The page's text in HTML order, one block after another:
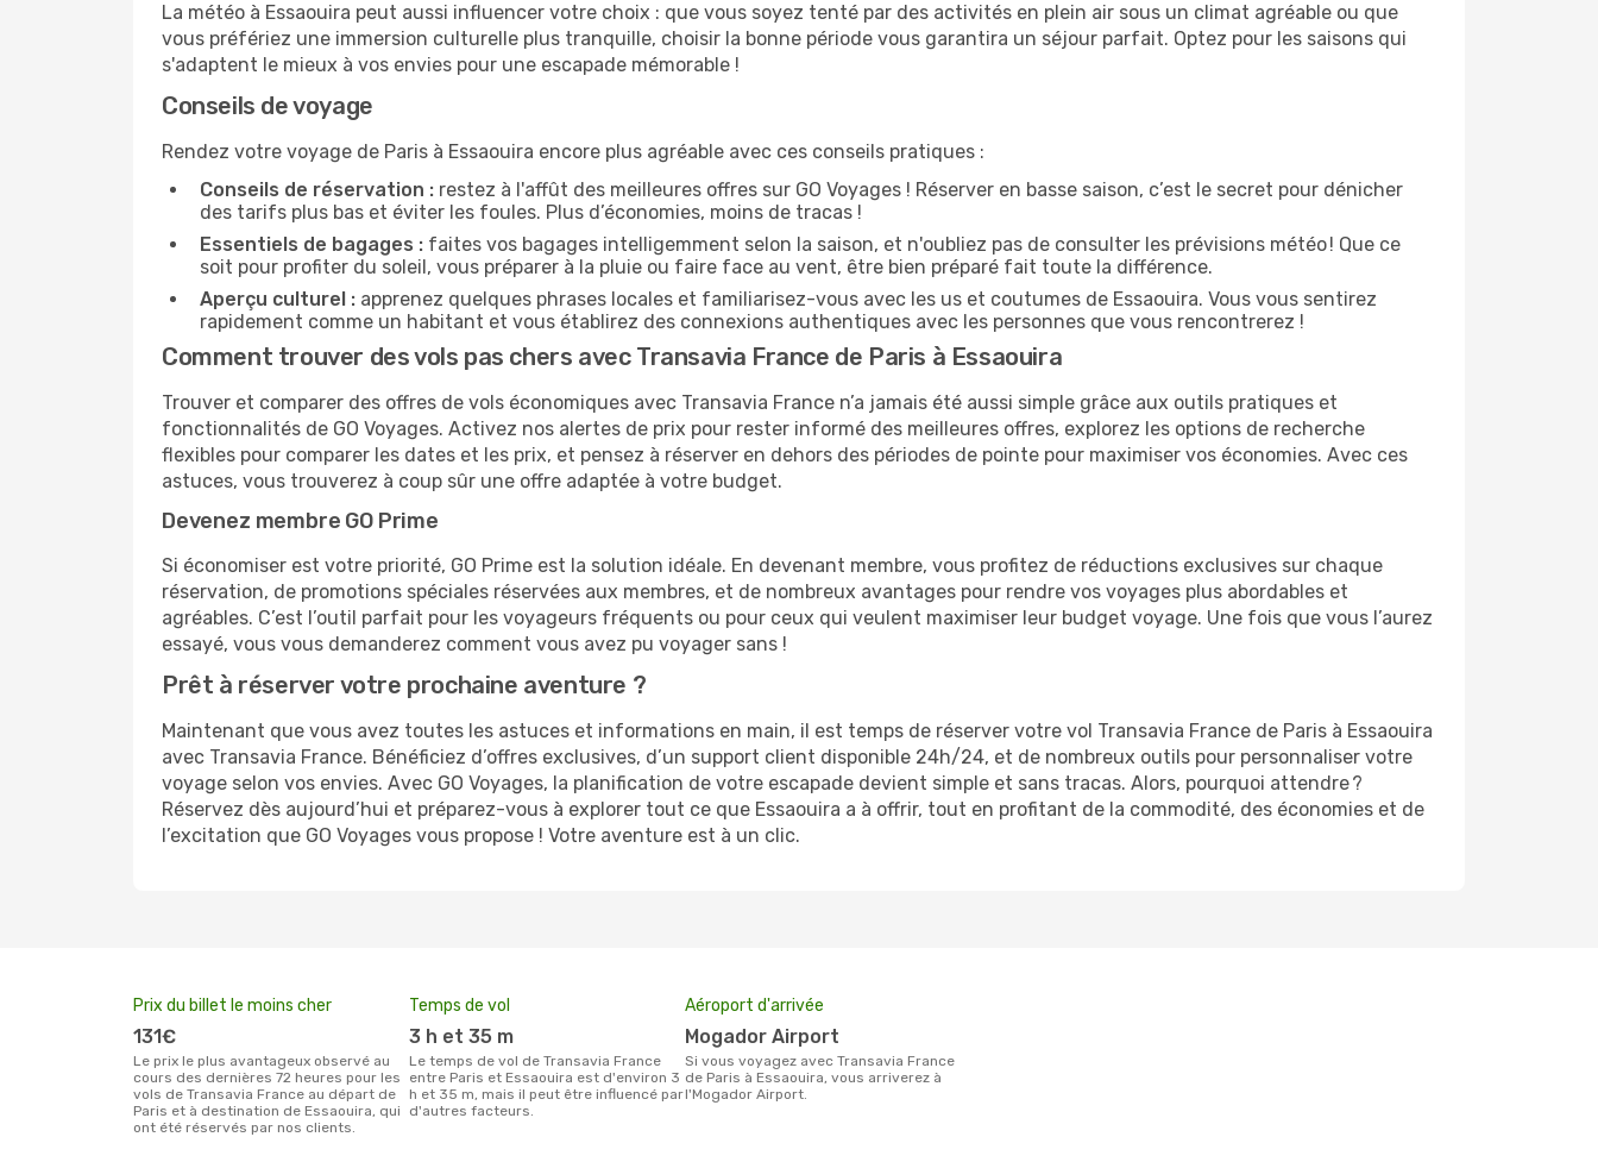
La météo à Essaouira peut aussi influencer votre choix : que vous soyez tenté par des activités en plein air sous un climat agréable ou que
vous préfériez une immersion culturelle plus tranquille, choisir la bonne période vous garantira un séjour parfait. Optez pour les saisons qui
s'adaptent le mieux à vos envies pour une escapade mémorable !
Conseils de voyage
Rendez votre voyage de Paris à Essaouira encore plus agréable avec ces conseils pratiques :
Conseils de réservation : restez à l'affût des meilleures offres sur GO Voyages ! Réserver en basse saison, c’est le secret pour dénicher
des tarifs plus bas et éviter les foules. Plus d’économies, moins de tracas !
Essentiels de bagages : faites vos bagages intelligemment selon la saison, et n'oubliez pas de consulter les prévisions météo ! Que ce
soit pour profiter du soleil, vous préparer à la pluie ou faire face au vent, être bien préparé fait toute la différence.
Aperçu culturel : apprenez quelques phrases locales et familiarisez-vous avec les us et coutumes de Essaouira. Vous vous sentirez
rapidement comme un habitant et vous établirez des connexions authentiques avec les personnes que vous rencontrerez !
Comment trouver des vols pas chers avec Transavia France de Paris à Essaouira
Trouver et comparer des offres de vols économiques avec Transavia France n’a jamais été aussi simple grâce aux outils pratiques et
fonctionnalités de GO Voyages. Activez nos alertes de prix pour rester informé des meilleures offres, explorez les options de recherche
flexibles pour comparer les dates et les prix, et pensez à réserver en dehors des périodes de pointe pour maximiser vos économies. Avec ces
astuces, vous trouverez à coup sûr une offre adaptée à votre budget.
Devenez membre GO Prime
Si économiser est votre priorité, GO Prime est la solution idéale. En devenant membre, vous profitez de réductions exclusives sur chaque
réservation, de promotions spéciales réservées aux membres, et de nombreux avantages pour rendre vos voyages plus abordables et
agréables. C’est l’outil parfait pour les voyageurs fréquents ou pour ceux qui veulent maximiser leur budget voyage. Une fois que vous l’aurez
essayé, vous vous demanderez comment vous avez pu voyager sans !
Prêt à réserver votre prochaine aventure ?
Maintenant que vous avez toutes les astuces et informations en main, il est temps de réserver votre vol Transavia France de Paris à Essaouira
avec Transavia France. Bénéficiez d’offres exclusives, d’un support client disponible 24h/24, et de nombreux outils pour personnaliser votre
voyage selon vos envies. Avec GO Voyages, la planification de votre escapade devient simple et sans tracas. Alors, pourquoi attendre ?
Réservez dès aujourd’hui et préparez-vous à explorer tout ce que Essaouira a à offrir, tout en profitant de la commodité, des économies et de
l’excitation que GO Voyages vous propose ! Votre aventure est à un clic.
Prix du billet le moins cher
131€
Le prix le plus avantageux observé au
cours des dernières 72 heures pour les
vols de Transavia France au départ de
Paris et à destination de Essaouira, qui
ont été réservés par nos clients.
Temps de vol
3 h et 35 m
Le temps de vol de Transavia France
entre Paris et Essaouira est d'environ 3
h et 35 m, mais il peut être influencé par
d'autres facteurs.
Aéroport d'arrivée
Mogador Airport
Si vous voyagez avec Transavia France
de Paris à Essaouira, vous arriverez à
l'Mogador Airport.